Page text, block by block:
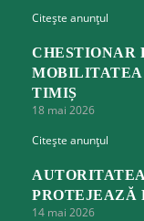
Citește anunțul
CHESTIONAR
TIMIȘ
18 mai 2026
Citește anunțul
PROTEJEAZĂ
14 mai 2026